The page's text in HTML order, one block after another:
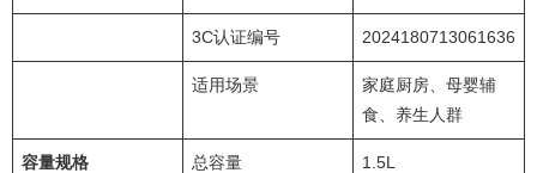
3C认证编号 2024180713061636
适用场景
家庭厨房、母婴辅
食、养生人群
容量规格 总容量 1.5L